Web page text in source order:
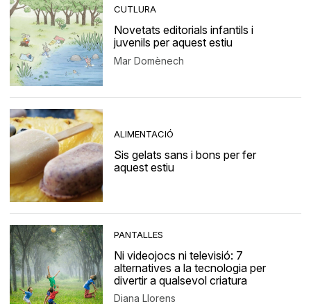
CUTLURA
Novetats editorials infantils i
juvenils per aquest estiu
Mar Domènech
ALIMENTACIÓ
Sis gelats sans i bons per fer
aquest estiu
PANTALLES
Ni videojocs ni televisió: 7
alternatives a la tecnologia per
divertir a qualsevol criatura
Diana Llorens